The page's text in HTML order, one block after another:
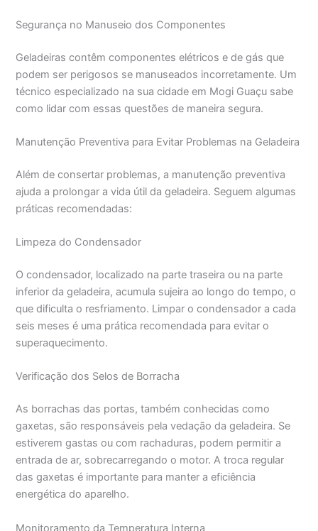
Segurança no Manuseio dos Componentes
Geladeiras contêm componentes elétricos e de gás que
podem ser perigosos se manuseados incorretamente. Um
técnico especializado na sua cidade em Mogi Guaçu sabe
como lidar com essas questões de maneira segura.
Manutenção Preventiva para Evitar Problemas na Geladeira
Além de consertar problemas, a manutenção preventiva
ajuda a prolongar a vida útil da geladeira. Seguem algumas
práticas recomendadas:
Limpeza do Condensador
O condensador, localizado na parte traseira ou na parte
inferior da geladeira, acumula sujeira ao longo do tempo, o
que dificulta o resfriamento. Limpar o condensador a cada
seis meses é uma prática recomendada para evitar o
superaquecimento.
Verificação dos Selos de Borracha
As borrachas das portas, também conhecidas como
gaxetas, são responsáveis pela vedação da geladeira. Se
estiverem gastas ou com rachaduras, podem permitir a
entrada de ar, sobrecarregando o motor. A troca regular
das gaxetas é importante para manter a eficiência
energética do aparelho.
Monitoramento da Temperatura Interna